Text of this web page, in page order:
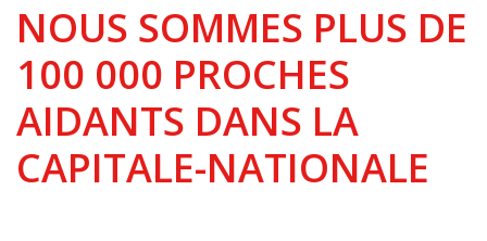
NOUS SOMMES PLUS DE
100 000 PROCHES
AIDANTS DANS LA
CAPITALE-NATIONALE